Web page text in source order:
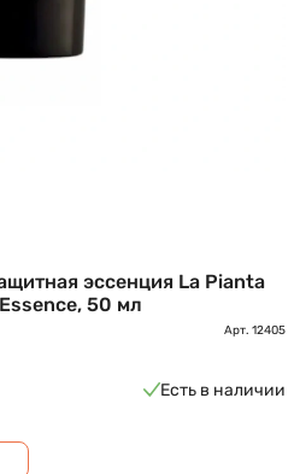
эссенция La Pianta
50 мл
Арт. 12405
Есть в наличии